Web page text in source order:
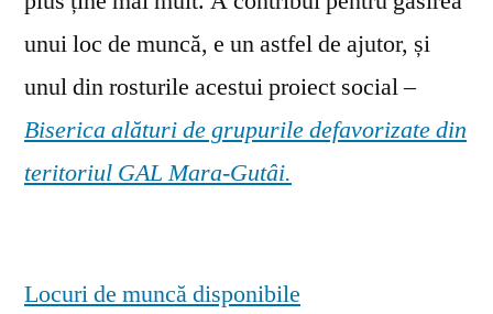
unui loc de muncă, e un astfel de ajutor, și
unul din rosturile acestui proiect social –
Biserica alături de grupurile defavorizate din
teritoriul GAL Mara-Gutâi.
Locuri de muncă disponibile